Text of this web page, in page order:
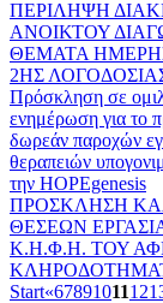
ΠΕΡΙΛΗΨΗ
ΑΝΟΙΚΤΟΥ
ΘΕΜΑΤΑ
2ΗΣ
Πρόσκληση σε
ενημέρωση για το
δωρεάν παροχών
θεραπειών
την HOPEgenesis
ΠΡΟΣΚΛΗΣΗ
ΘΕΣΕΩΝ
Κ.Η.Φ.Η. ΤΟΥ
Start«6789101112